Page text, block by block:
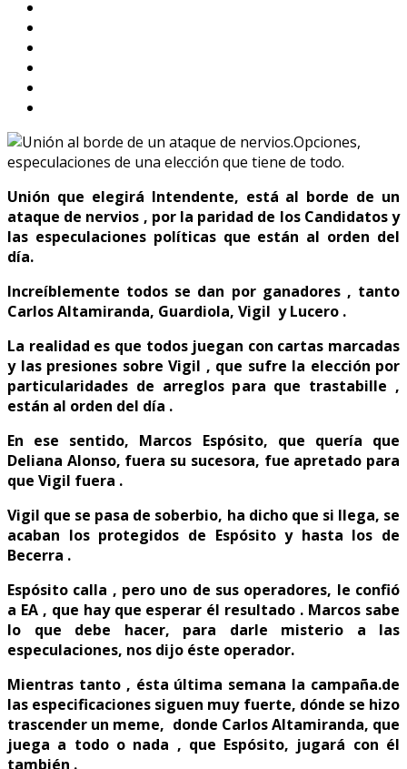
Unión que elegirá Intendente, está al borde de un
ataque de nervios , por la paridad de los Candidatos y
las especulaciones políticas que están al orden del
día.
Increíblemente todos se dan por ganadores , tanto
Carlos Altamiranda, Guardiola, Vigil y Lucero .
La realidad es que todos juegan con cartas marcadas
y las presiones sobre Vigil , que sufre la elección por
particularidades de arreglos para que trastabille ,
están al orden del día .
En ese sentido, Marcos Espósito, que quería que
Deliana Alonso, fuera su sucesora, fue apretado para
que Vigil fuera .
Vigil que se pasa de soberbio, ha dicho que si llega, se
acaban los protegidos de Espósito y hasta los de
Becerra .
Espósito calla , pero uno de sus operadores, le confió
a EA , que hay que esperar él resultado . Marcos sabe
lo que debe hacer, para darle misterio a las
especulaciones, nos dijo éste operador.
Mientras tanto , ésta última semana la campaña.de
las especificaciones siguen muy fuerte, dónde se hizo
trascender un meme, donde Carlos Altamiranda, que
juega a todo o nada , que Espósito, jugará con él
también .